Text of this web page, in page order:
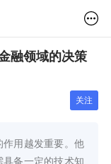
融领域的决策
关注
用越发重要。他
备一定的技术知